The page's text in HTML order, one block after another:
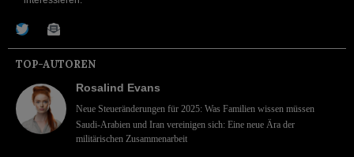
TOP-AUTOREN
Rosalind Evans
Neue Steueränderungen für 2025: Was Familien wissen müssen
Saudi-Arabien und Iran vereinigen sich: Eine neue Ära der
militärischen Zusammenarbeit